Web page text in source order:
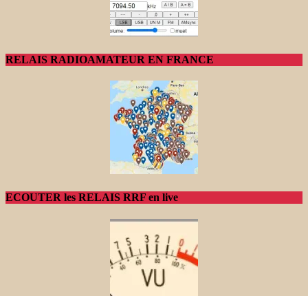
RELAIS RADIOAMATEUR EN FRANCE
ECOUTER les RELAIS RRF en live